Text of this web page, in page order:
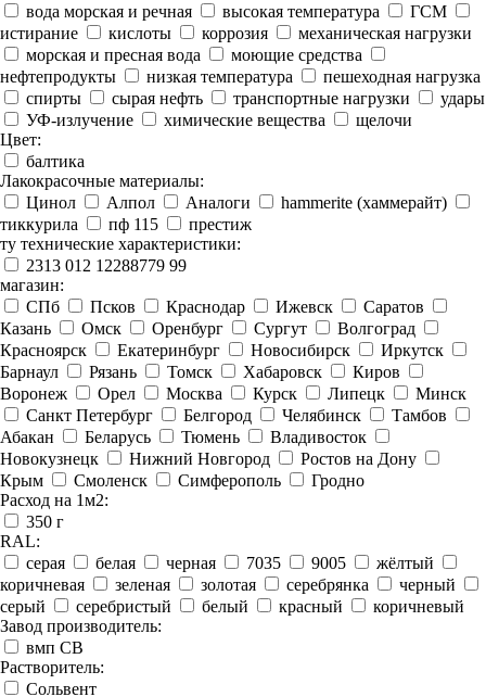
вода морская и речная
высокая температура
ГСМ
истирание
кислоты коррозия
механическая нагрузки
морская и пресная вода
моющие средства
нефтепродукты
низкая температура
пешеходная нагрузка
спирты
сырая нефть транспортные нагрузки
удары
УФ-излучение
химические вещества
щелочи
Цвет:
балтика
Лакокрасочные материалы:
Цинол
Алпол Аналоги
hammerite (хаммерайт)
тиккурила
пф 115
престиж
ту технические характеристики:
2313 012 12288779 99
магазин:
СПб
Псков Краснодар Ижевск
Саратов
Казань
Омск Оренбург Сургут
Волгоград
Красноярск
Екатеринбург Новосибирск
Иркутск
Барнаул
Рязань Томск Хабаровск
Киров
Воронеж
Орел Москва Курск Липецк
Минск
Санкт Петербург
Белгород Челябинск
Тамбов
Абакан
Беларусь Тюмень
Владивосток
Новокузнецк
Нижний Новгород
Ростов на Дону
Крым
Смоленск Симферополь
Гродно
Расход на 1м2:
350 г
RAL:
серая
белая черная 7035 9005
жёлтый
коричневая
зеленая золотая серебрянка
черный
серый
серебристый белый красный
коричневый
Завод производитель:
вмп СВ
Растворитель:
Сольвент